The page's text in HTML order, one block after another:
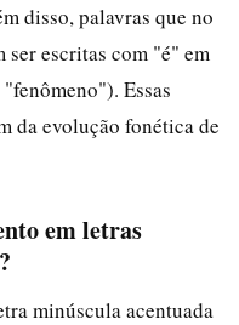
disso, palavras que no
escritas com "é" em
Essas
da evolução fonética de
em letras
minúscula acentuada